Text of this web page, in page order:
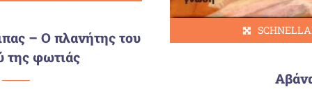
– Ο πλανήτης του
της φωτιάς